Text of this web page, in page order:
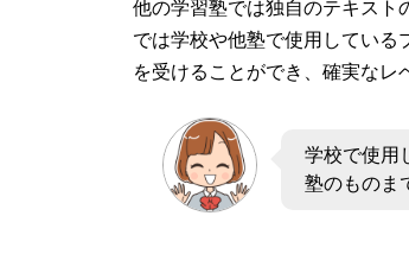
他の学習塾では独自のテキスト
では学校や他塾で使用している
を受けることができ、確実なレ
学校で使用
塾のものま